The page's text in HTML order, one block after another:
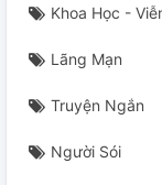
Khoa Học -
Lãng Mạn
Truyện Ngắn
Người Sói